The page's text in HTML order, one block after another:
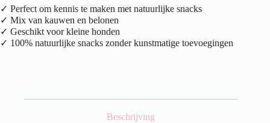
✓ Perfect om kennis te maken met natuurlijke snacks
✓ Mix van kauwen en belonen
✓ Geschikt voor kleine honden
✓ 100% natuurlijke snacks zonder kunstmatige toevoegingen
Beschrijving